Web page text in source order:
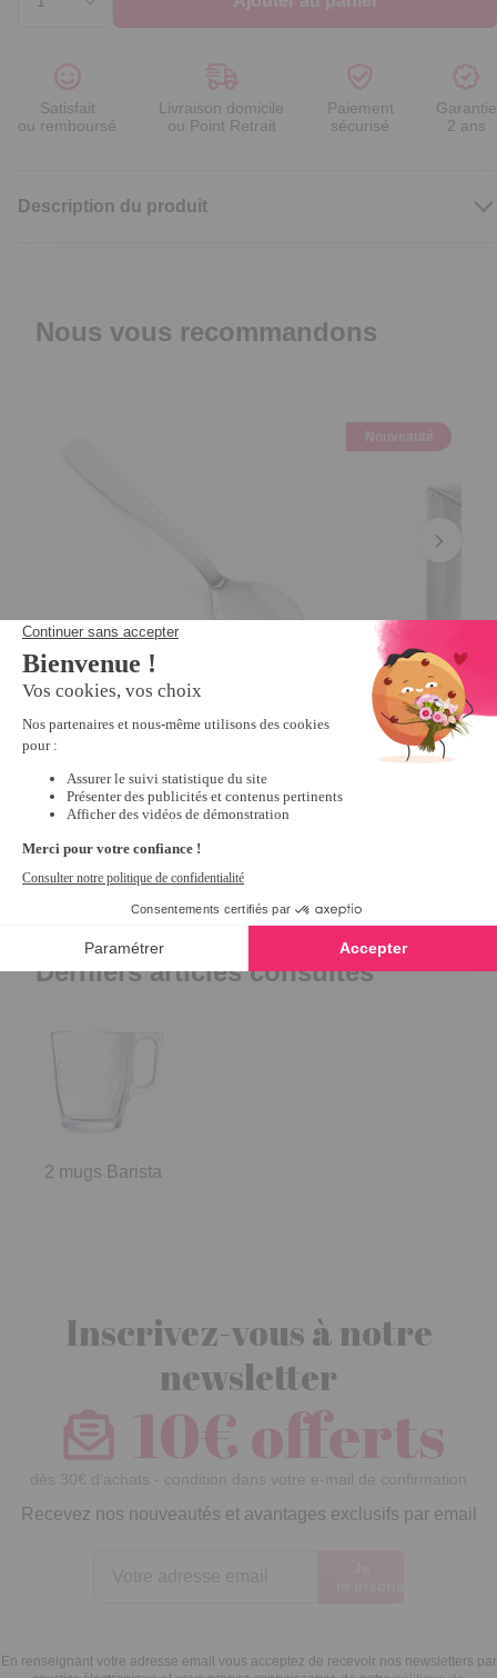
Satisfait
ou remboursé
Livraison domicile
ou Point Retrait
Paiement
sécurisé
Garantie
Cuillère pamplemousse
4.4/5- 45avis
Poubelle de table
4.7/5
9,99 €
Derniers articles consultés
newsletter
10€ offerts
dès 30€ d’achats - condition dans votre e-mail de confirmation
Recevez nos nouveautés et avantages exclusifs par email
courrier électronique et vous prenez connaissance de notre
politique de
confidentialité